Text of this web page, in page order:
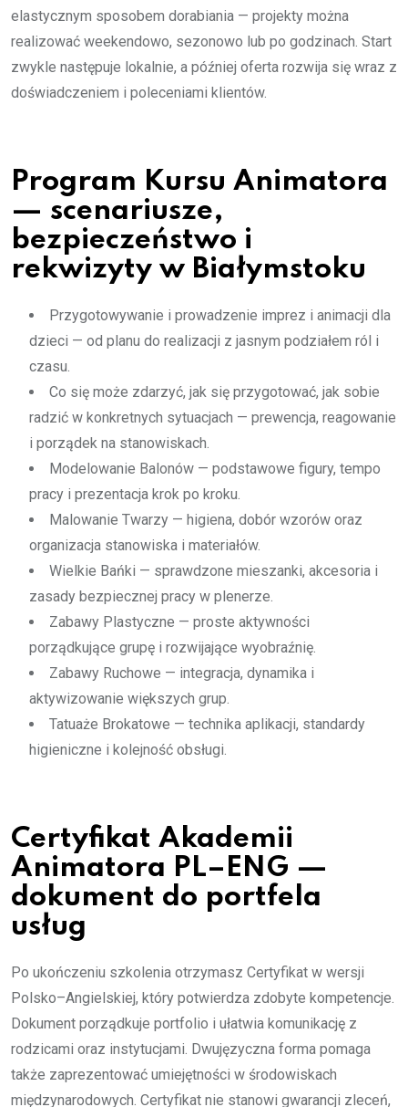
elastycznym sposobem dorabiania — projekty można
realizować weekendowo, sezonowo lub po godzinach. Start
zwykle następuje lokalnie, a później oferta rozwija się wraz z
doświadczeniem i poleceniami klientów.
Program Kursu Animatora
— scenariusze,
bezpieczeństwo i
rekwizyty w Białymstoku
Przygotowywanie i prowadzenie imprez i animacji dla
dzieci — od planu do realizacji z jasnym podziałem ról i
czasu.
Co się może zdarzyć, jak się przygotować, jak sobie
radzić w konkretnych sytuacjach — prewencja, reagowanie
i porządek na stanowiskach.
Modelowanie Balonów — podstawowe figury, tempo
pracy i prezentacja krok po kroku.
Malowanie Twarzy — higiena, dobór wzorów oraz
organizacja stanowiska i materiałów.
Wielkie Bańki — sprawdzone mieszanki, akcesoria i
zasady bezpiecznej pracy w plenerze.
Zabawy Plastyczne — proste aktywności
porządkujące grupę i rozwijające wyobraźnię.
Zabawy Ruchowe — integracja, dynamika i
aktywizowanie większych grup.
Tatuaże Brokatowe — technika aplikacji, standardy
higieniczne i kolejność obsługi.
Certyfikat Akademii
Animatora PL–ENG —
dokument do portfela
usług
Po ukończeniu szkolenia otrzymasz Certyfikat w wersji
Polsko–Angielskiej, który potwierdza zdobyte kompetencje.
Dokument porządkuje portfolio i ułatwia komunikację z
rodzicami oraz instytucjami. Dwujęzyczna forma pomaga
także zaprezentować umiejętności w środowiskach
międzynarodowych. Certyfikat nie stanowi gwarancji zleceń,